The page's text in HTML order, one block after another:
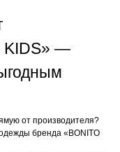
KIDS» —
от производителя?
бренда «BONITO